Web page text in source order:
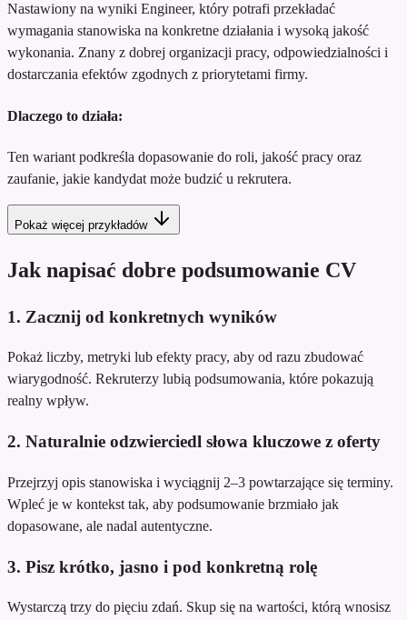
Nastawiony na wyniki Engineer, który potrafi przekładać
wymagania stanowiska na konkretne działania i wysoką jakość
wykonania. Znany z dobrej organizacji pracy, odpowiedzialności i
dostarczania efektów zgodnych z priorytetami firmy.
Dlaczego to działa:
Ten wariant podkreśla dopasowanie do roli, jakość pracy oraz
zaufanie, jakie kandydat może budzić u rekrutera.
Pokaż więcej przykładów
Jak napisać dobre podsumowanie CV
1. Zacznij od konkretnych wyników
Pokaż liczby, metryki lub efekty pracy, aby od razu zbudować
wiarygodność. Rekruterzy lubią podsumowania, które pokazują
realny wpływ.
2. Naturalnie odzwierciedl słowa kluczowe z oferty
Przejrzyj opis stanowiska i wyciągnij 2–3 powtarzające się terminy.
Wpleć je w kontekst tak, aby podsumowanie brzmiało jak
dopasowane, ale nadal autentyczne.
3. Pisz krótko, jasno i pod konkretną rolę
Wystarczą trzy do pięciu zdań. Skup się na wartości, którą wnosisz